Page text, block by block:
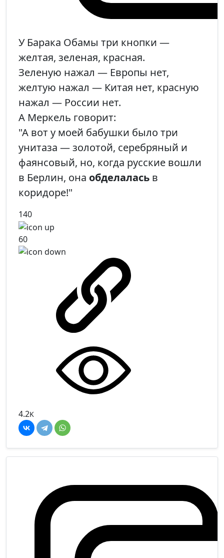
У Барака Обамы три кнопки —
желтая, зеленая, красная.
Зеленую нажал — Европы нет,
желтую нажал — Китая нет, красную
нажал — России нет.
А Меркель говорит:
"А вот у моей бабушки было три
унитаза — золотой, серебряный и
фаянсовый, но, когда русские вошли
в Берлин, она обделалась в
коридоре!"
140
60
4.2K